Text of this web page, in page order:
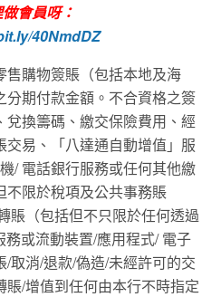
會員呀：
40NmdDZ
購物簽賬（包括本地及海
期付款金額。不合資格之簽
兌換籌碼、繳交保險費用、經
易、「八達通自動增值」服
/ 電話銀行服務或任何其他繳
不限於稅項及公共事務賬
賬（包括但不只限於任何透過
或流動裝置/應用程式/ 電子
取消/退款/偽造/未經許可的交
/增值到任何由本行不時指定